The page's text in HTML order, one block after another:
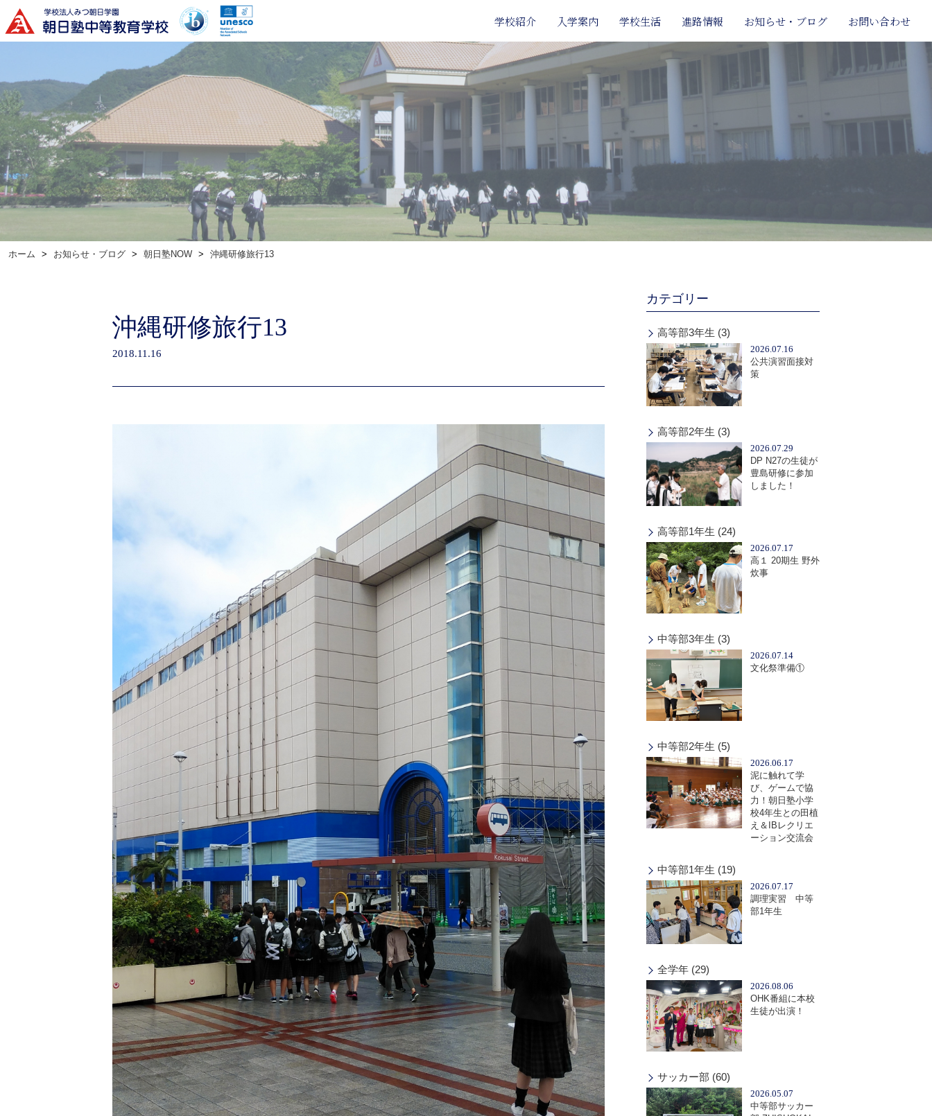
学校紹介 入学案内 学校生活 進路情報 お知らせ・ブログ お問い合わせ
ホーム お知らせ・ブログ 朝日塾NOW 沖縄研修旅行13
沖縄研修旅行13
2018.11.16
カテゴリー
高等部3年生 (3)
2026.07.16
公共演習面接対
策
高等部2年生 (3)
2026.07.29
DP N27の生徒が
豊島研修に参加
しました！
高等部1年生 (24)
2026.07.17
高１ 20期生 野外
炊事
中等部3年生 (3)
2026.07.14
文化祭準備①
中等部2年生 (5)
2026.06.17
泥に触れて学
び、ゲームで協
力！朝日塾小学
校4年生との田植
え＆IBレクリエ
ーション交流会
中等部1年生 (19)
2026.07.17
調理実習 中等
部1年生
全学年 (29)
2026.08.06
OHK番組に本校
生徒が出演！
サッカー部 (60)
2026.05.07
中等部サッカー